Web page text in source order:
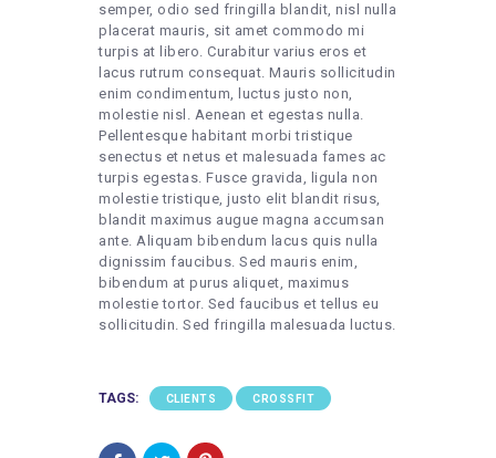
semper, odio sed fringilla blandit, nisl nulla
placerat mauris, sit amet commodo mi
turpis at libero. Curabitur varius eros et
lacus rutrum consequat. Mauris sollicitudin
enim condimentum, luctus justo non,
molestie nisl. Aenean et egestas nulla.
Pellentesque habitant morbi tristique
senectus et netus et malesuada fames ac
turpis egestas. Fusce gravida, ligula non
molestie tristique, justo elit blandit risus,
blandit maximus augue magna accumsan
ante. Aliquam bibendum lacus quis nulla
dignissim faucibus. Sed mauris enim,
bibendum at purus aliquet, maximus
molestie tortor. Sed faucibus et tellus eu
sollicitudin. Sed fringilla malesuada luctus.
TAGS: CLIENTS CROSSFIT